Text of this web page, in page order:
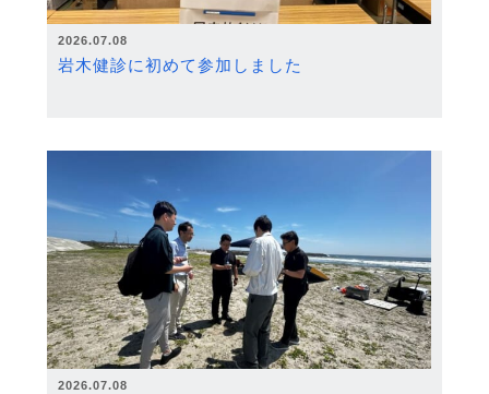
2026.07.08
岩木健診に初めて参加しました
2026.07.08